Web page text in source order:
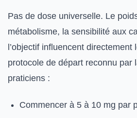
Pas de dose universelle. Le
métabolisme, la sensibilité aux
l’objectif influencent directement
protocole de départ reconnu par
praticiens :
Commencer à 5 à 10 mg par